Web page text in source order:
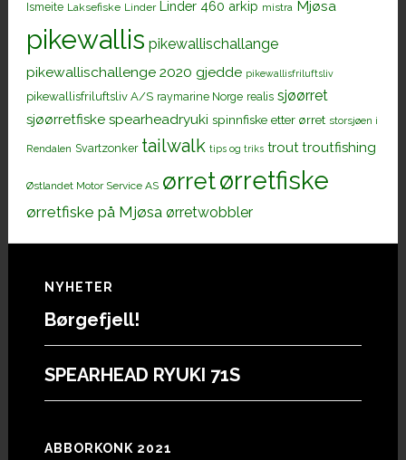
Ismeite Laksefiske Linder Linder 460 arkip mistra Mjøsa
pikewallis pikewallischallange
pikewallischallenge 2020 gjedde pikewallisfriluftsliv
pikewallisfriluftsliv A/S raymarine Norge realis sjøørret
sjøørretfiske spearheadryuki spinnfiske etter ørret storsjøen i
Rendalen Svartzonker tailwalk tips og triks trout troutfishing
Østlandet Motor Service AS ørretørretfiske
ørretfiske på Mjøsa ørretwobbler
Footer
NYHETER
Børgefjell!
SPEARHEAD RYUKI 71S
ABBORKONK 2021